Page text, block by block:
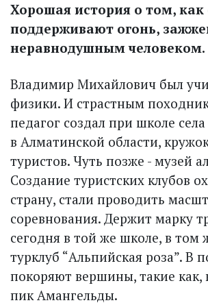
Хорошая история о том, как
поддерживают огонь,
неравнодушным человеком.
Владимир Михайлович был
физики. И страстным
педагог создал при школе
в Алматинской области,
туристов. Чуть позже - музей
Создание туристских клубов
страну, стали проводить
соревнования. Держит марку
сегодня в той же школе, в том
турклуб “Альпийская роза”. В
покоряют вершины, такие как,
пик Амангельды.